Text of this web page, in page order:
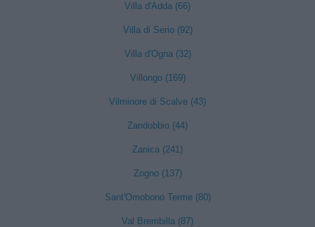
Villa d'Adda (66)
Villa di Serio (92)
Villa d'Ogna (32)
Villongo (169)
Vilminore di Scalve (43)
Zandobbio (44)
Zanica (241)
Zogno (137)
Sant'Omobono Terme (80)
Val Brembilla (87)